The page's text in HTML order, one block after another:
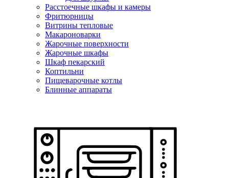
Расстоечные шкафы и камеры
Фритюрницы
Витрины тепловые
Макароноварки
Жарочные поверхности
Жарочные шкафы
Шкаф пекарский
Коптильни
Пищеварочные котлы
Блинные аппараты